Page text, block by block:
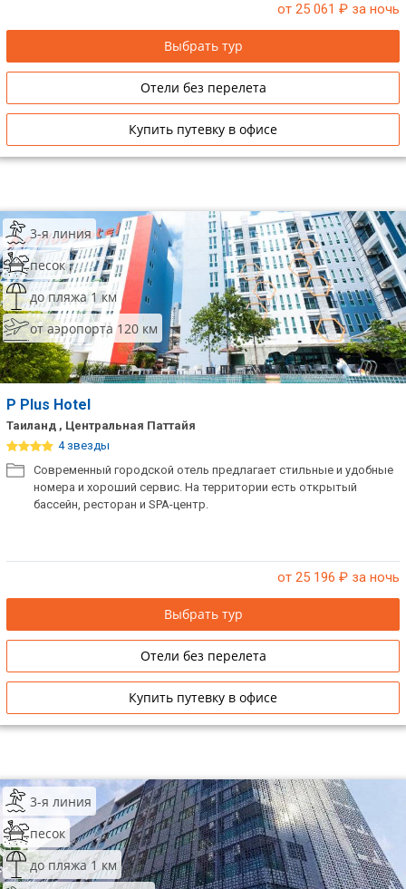
от 25 061 ₽ за ночь
Выбрать тур
Отели без перелета
Купить путевку в офисе
3-я линия
песок
до пляжа 1 км
от аэропорта 120 км
P Plus Hotel
Таиланд , Центральная Паттайя
4 звезды
Современный городской отель предлагает стильные и удобные
номера и хороший сервис. На территории есть открытый
бассейн, ресторан и SPA-центр.
от 25 196 ₽ за ночь
Выбрать тур
Отели без перелета
Купить путевку в офисе
3-я линия
песок
до пляжа 1 км